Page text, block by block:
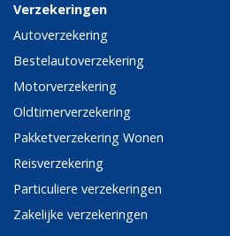
Verzekeringen
Autoverzekering
Bestelautoverzekering
Motorverzekering
Oldtimerverzekering
Pakketverzekering Wonen
Reisverzekering
Particuliere verzekeringen
Zakelijke verzekeringen